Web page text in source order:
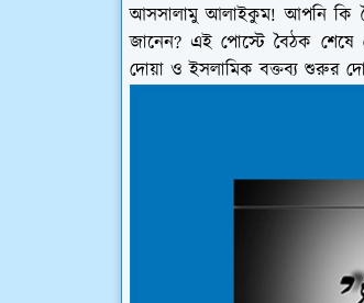
আসসালামু আলাইকুম! আপনি কি
জানেন? এই পোস্টে বৈঠক
দোয়া ও ইসলামিক বক্তব্য শুরুর